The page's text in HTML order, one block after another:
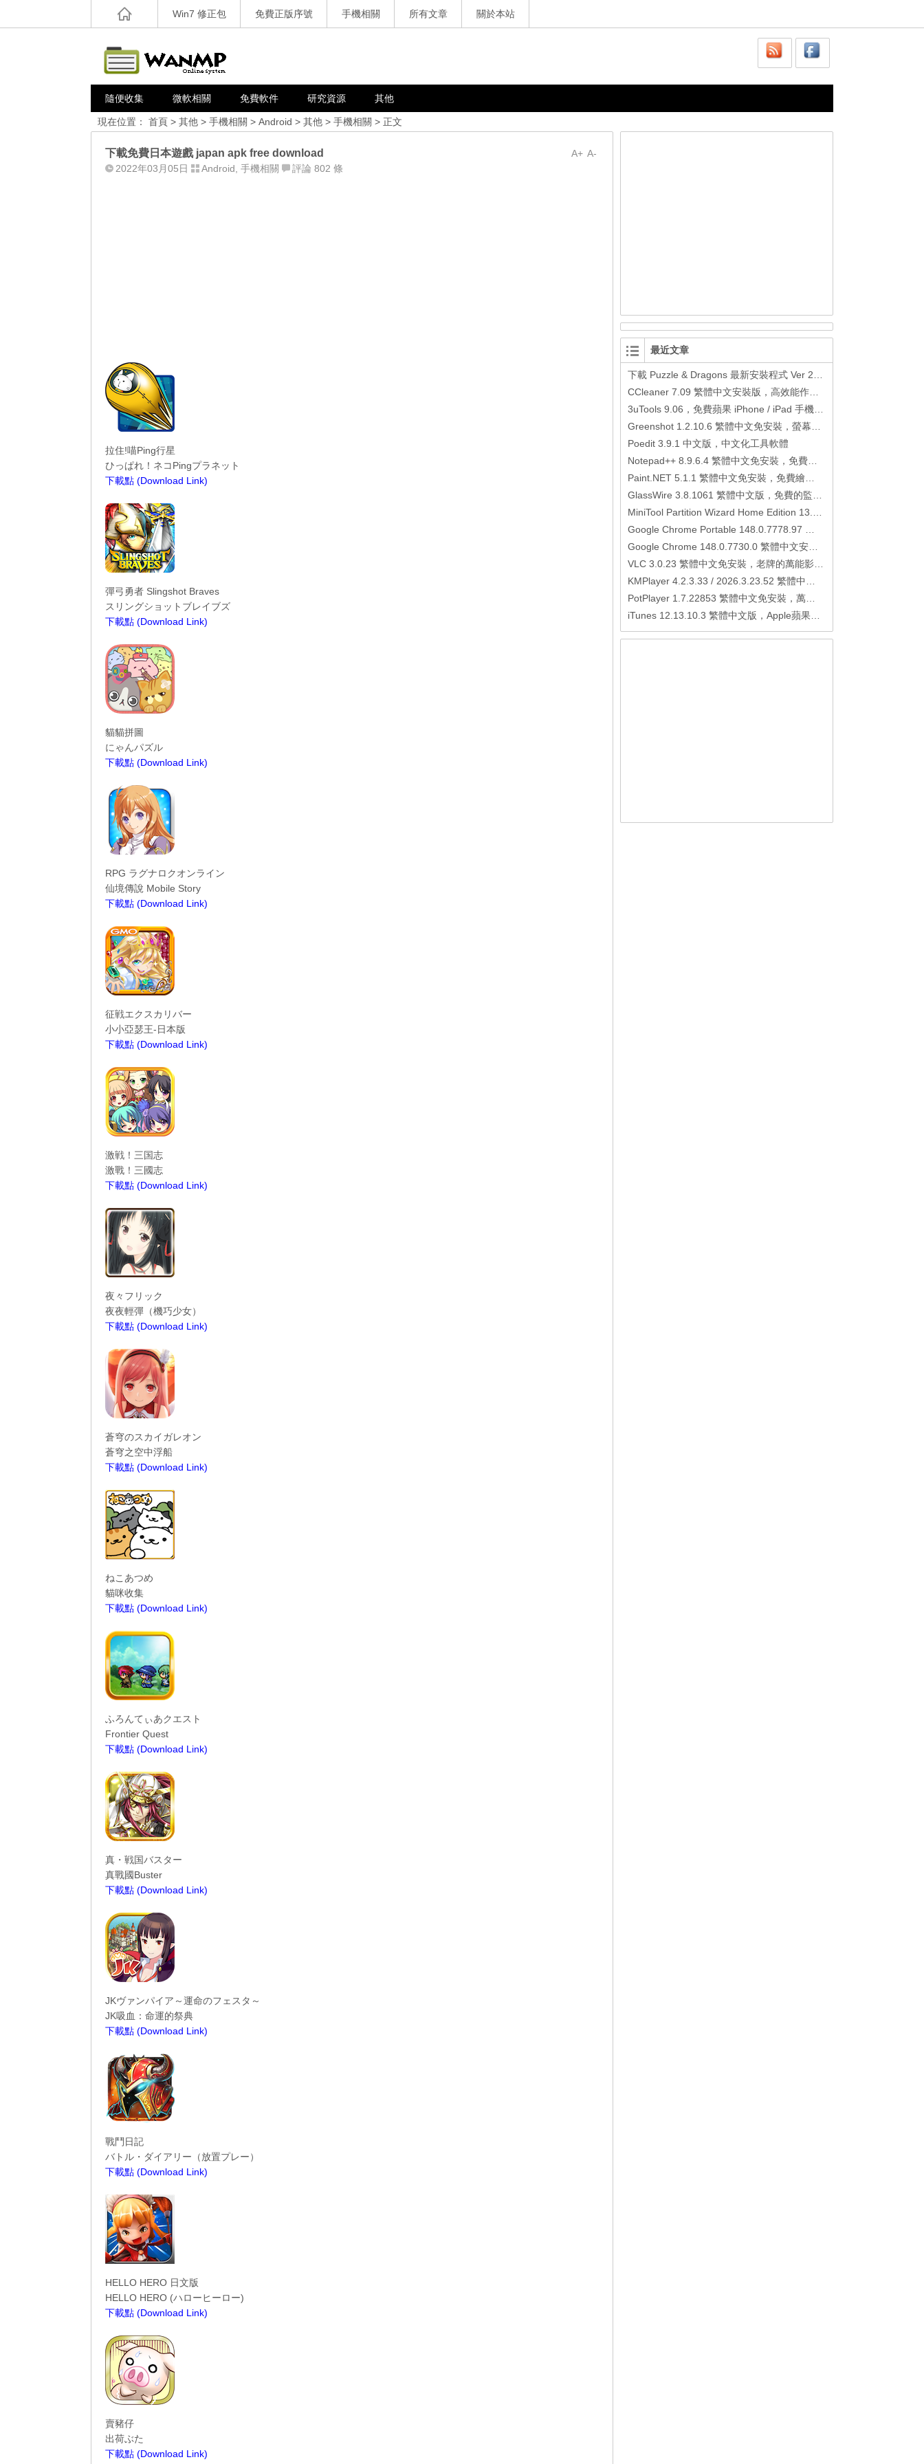
Win7 修正包 免費正版序號 手機相關 所有文章 關於本站
隨便收集 微軟相關 免費軟件 研究資源 其他
現在位置： 首頁 > 其他 > 手機相關 > Android > 其他 > 手機相關 > 正文
A-
A+
下載免費日本遊戲 japan apk free download
2022年03月05日 Android 手機相關 評論 802 條
拉住!喵Ping行星
ひっぱれ！ネコPingプラネット
下載點 (Download Link)
彈弓勇者 Slingshot Braves
スリングショットブレイブズ
下載點 (Download Link)
貓貓拼圖
にゃんパズル
下載點 (Download Link)
RPG ラグナロクオンライン
仙境傳說 Mobile Story
下載點 (Download Link)
征戦エクスカリバー
小小亞瑟王-日本版
下載點 (Download Link)
激戦！三国志
激戰！三國志
下載點 (Download Link)
夜々フリック
夜夜輕彈（機巧少女）
下載點 (Download Link)
蒼穹のスカイガレオン
蒼穹之空中浮船
下載點 (Download Link)
ねこあつめ
貓咪收集
下載點 (Download Link)
ふろんてぃあクエスト
Frontier Quest
下載點 (Download Link)
真・戦国バスター
真戰國Buster
下載點 (Download Link)
JKヴァンパイア～運命のフェスタ～
JK吸血：命運的祭典
下載點 (Download Link)
戰鬥日記
バトル・ダイアリー（放置プレー）
下載點 (Download Link)
HELLO HERO 日文版
HELLO HERO (ハローヒーロー)
下載點 (Download Link)
賣豬仔
出荷ぶた
下載點 (Download Link)
最近文章
Poedit 3.9.1 中文版，中文化工具軟體